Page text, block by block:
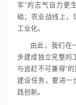
军”的志气自力更
础；农业战线上，
工业化。
由此，我们在
步建成独立完整的
与追赶不可兼得”
建设任务，要进一
践创新。